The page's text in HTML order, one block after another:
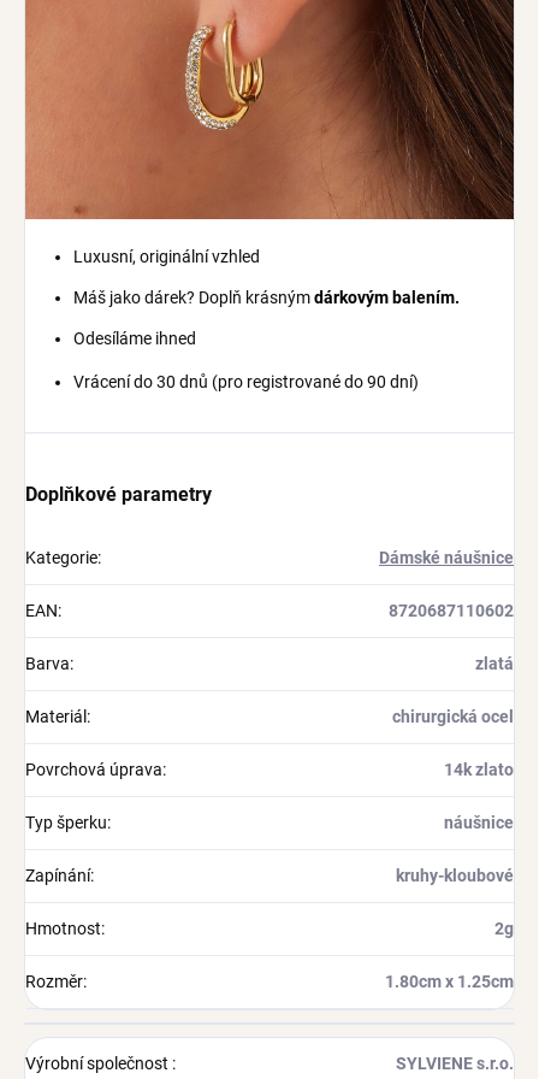
Luxusní, originální vzhled
Máš jako dárek? Doplň krásnýmdárkovým balením.
Odesíláme ihned
Vrácení do 30 dnů (pro registrované do 90 dní)
Doplňkové parametry
Kategorie: Dámské náušnice
EAN: 8720687110602
Barva: zlatá
Materiál : chirurgická ocel
Povrchová úprava: 14k zlato
Typ šperku: náušnice
Zapínání: kruhy-kloubové
Hmotnost: 2g
Rozměr: 1.80cm x 1.25cm
Výrobní společnost : SYLVIENE s.r.o.